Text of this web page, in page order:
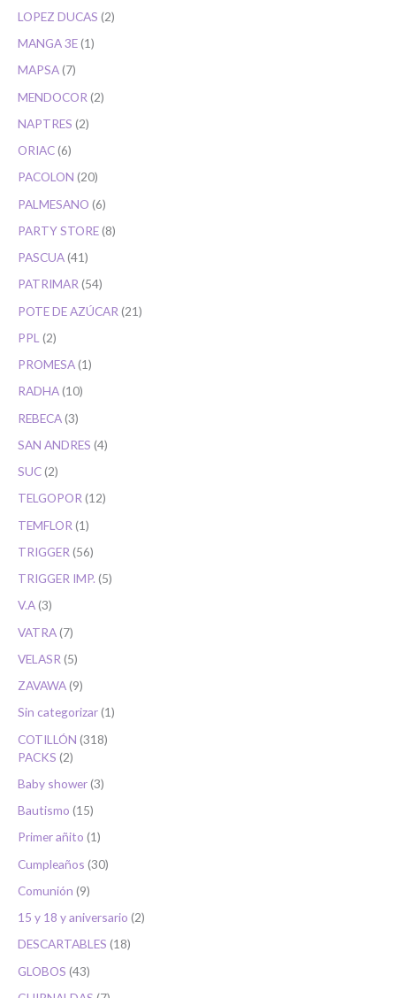
LOPEZ DUCAS 2
MANGA 3E 1
MAPSA 7
MENDOCOR 2
NAPTRES 2
ORIAC 6
PACOLON 20
PALMESANO 6
PARTY STORE 8
PASCUA 41
PATRIMAR 54
POTE DE AZÚCAR 21
PPL
2
PROMESA 1
RADHA 10
REBECA 3
SAN ANDRES 4
SUC 2
TELGOPOR 12
TEMFLOR 1
TRIGGER 56
TRIGGER IMP. 5
V.A 3
VATRA 7
VELASR 5
ZAVAWA 9
Sin categorizar 1
COTILLÓN 318
PACKS 2
Baby shower 3
Bautismo 15
Primer añito 1
Cumpleaños 30
Comunión 9
15 y 18 y aniversario 2
DESCARTABLES 18
GLOBOS 43